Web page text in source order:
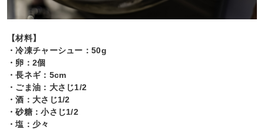
【材料】
・冷凍チャーシュー：50g
・卵：2個
・長ネギ：5cm
・ごま油：大さじ1/2
・酒：大さじ1/2
・砂糖：小さじ1/2
・塩：少々